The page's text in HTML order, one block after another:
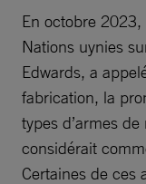
En octobre
Nations uynies
Edwards, a
fabrication, la
types d’armes
considérait
Certaines de ces